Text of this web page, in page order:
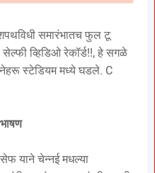
समारंभातच फुल टू
सेल्फी व्हिडिओ रेकॉर्ड!!, हे सगळे
स्टेडियम मध्ये घडले. C
याने चेन्नई मधल्या